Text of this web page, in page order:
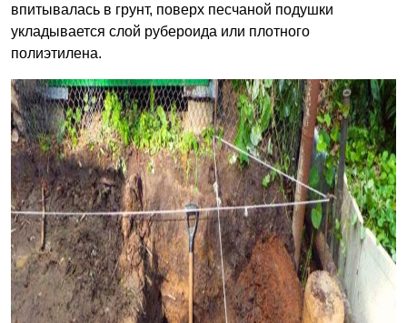
впитывалась в грунт, поверх песчаной подушки
укладывается слой рубероида или плотного
полиэтилена.